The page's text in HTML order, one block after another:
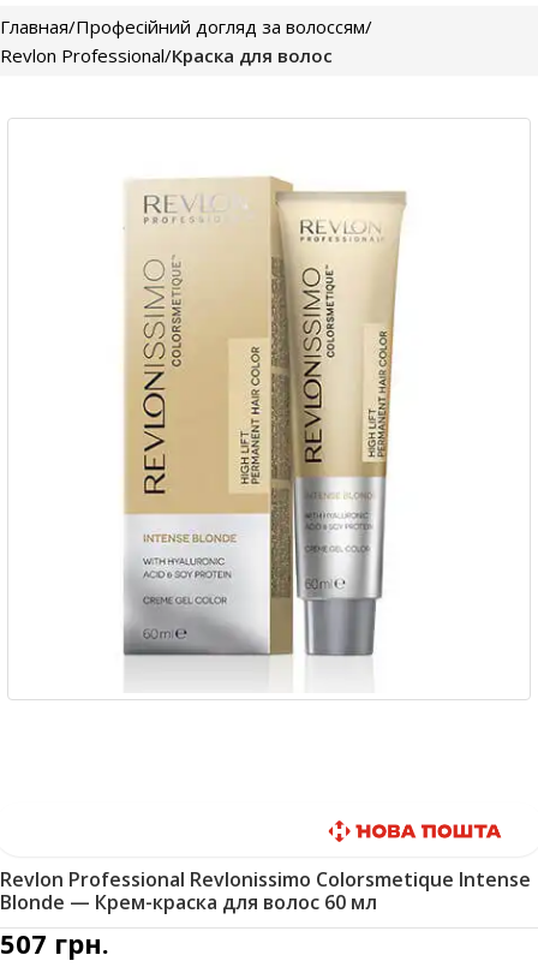
Главная Професійний догляд за волоссям
Revlon Professional Краска для волос
Revlon Professional Revlonissimo Colorsmetique Intense
Blonde — Крем-краска для волос 60 мл
507 грн.